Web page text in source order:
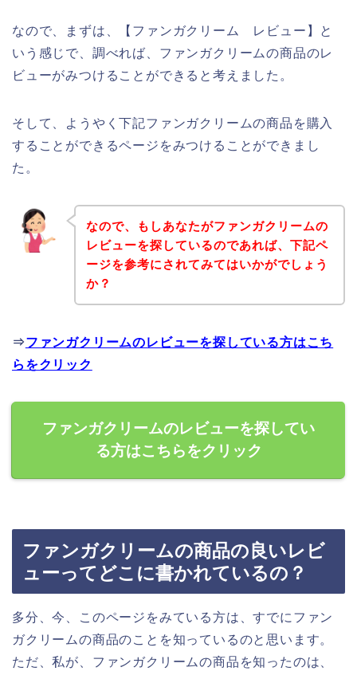
なので、まずは、【ファンガクリーム レビュー】と
いう感じで、調べれば、ファンガクリームの商品のレ
ビューがみつけることができると考えました。
そして、ようやく下記ファンガクリームの商品を購入
することができるページをみつけることができまし
た。
なので、もしあなたがファンガクリームの
レビューを探しているのであれば、下記ペ
ージを参考にされてみてはいかがでしょう
か？
⇒ファンガクリームのレビューを探している方はこち
らをクリック
ファンガクリームのレビューを探してい
る方はこちらをクリック
ファンガクリームの商品の良いレビ
ューってどこに書かれているの？
多分、今、このページをみている方は、すでにファン
ガクリームの商品のことを知っているのと思います。
ただ、私が、ファンガクリームの商品を知ったのは、